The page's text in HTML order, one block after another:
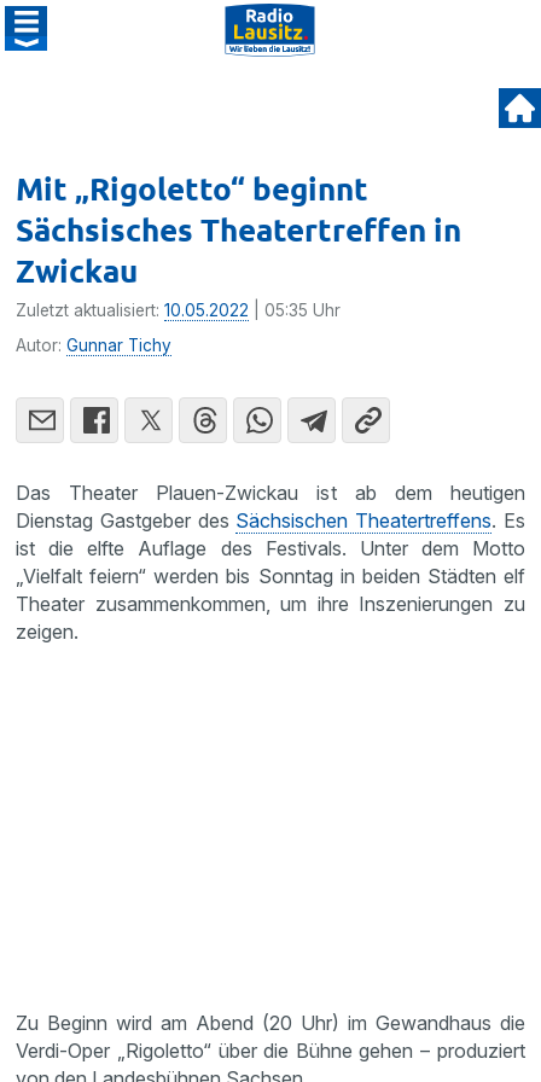
Mit „Rigoletto“ beginnt
Sächsisches Theatertreffen in
Zwickau
Zuletzt aktualisiert:10.05.2022 | 05:35 Uhr
Autor:Gunnar Tichy
Das Theater Plauen-Zwickau ist ab dem heutigen
Dienstag Gastgeber des Sächsischen Theatertreffens. Es
ist die elfte Auflage des Festivals. Unter dem Motto
„Vielfalt feiern“ werden bis Sonntag in beiden Städten elf
Theater zusammenkommen, um ihre Inszenierungen zu
zeigen.
Zu Beginn wird am Abend (20 Uhr) im Gewandhaus die
Verdi-Oper „Rigoletto“ über die Bühne gehen – produziert